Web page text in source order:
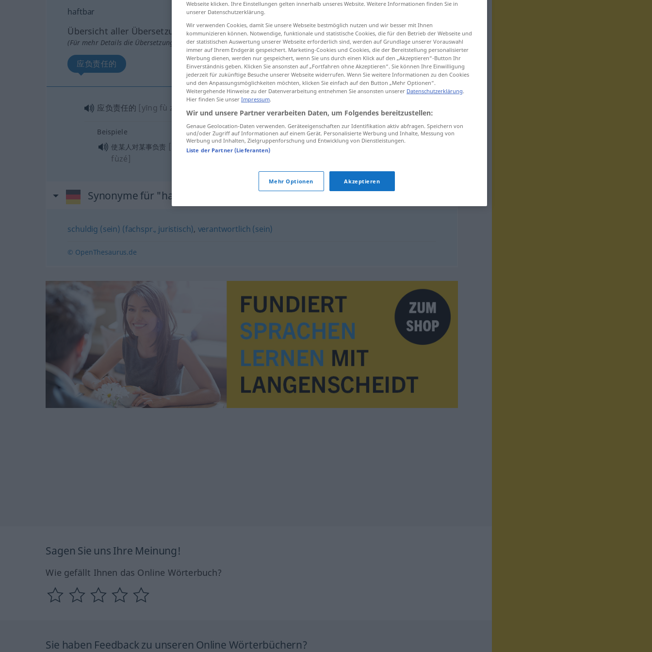
haftbar
Übersicht aller Übersetzungen
(Für mehr Details die Übersetzung anklicken/antippen)
应负责任的
应负责任的 [yīng fù zérènde] haftbar
Beispiele
使某人对某事负责 [shǐ mǒurén duì mǒushì
fùzé]
jemanden für etwas machen
Synonyme für "haftbar"
schuldig (sein) (fachspr., juristisch), verantwortlich (sein)
© OpenThesaurus.de
Sagen Sie uns Ihre Meinung!
Wie gefällt Ihnen das Online Wörterbuch?
Sie haben Feedback zu unseren Online Wörterbüchern?
Webseite klicken. Ihre Einstellungen gelten innerhalb unseres Website. Weitere Informationen finden Sie in
unserer Datenschutzerklärung.
Wir verwenden Cookies, damit Sie unsere Webseite bestmöglich nutzen und wir besser mit Ihnen
kommunizieren können. Notwendige, funktionale und statistische Cookies, die für den Betrieb der Webseite und
der statistischen Auswertung unserer Webseite erforderlich sind, werden auf Grundlage unserer Vorauswahl
immer auf Ihrem Endgerät gespeichert. Marketing-Cookies und Cookies, die der Bereitstellung personalisierter
Werbung dienen, werden nur gespeichert, wenn Sie uns durch einen Klick auf den „Akzeptieren“-Button Ihr
Einverständnis geben. Klicken Sie ansonsten auf „Fortfahren ohne Akzeptieren“. Sie können Ihre Einwilligung
jederzeit für zukünftige Besuche unserer Webseite widerrufen. Wenn Sie weitere Informationen zu den Cookies
und den Anpassungsmöglichkeiten möchten, klicken Sie einfach auf den Button „Mehr Optionen“.
Weitergehende Hinweise zu der Datenverarbeitung entnehmen Sie ansonsten unserer Datenschutzerklärung.
Hier finden Sie unser Impressum.
Wir und unsere Partner verarbeiten Daten, um Folgendes bereitzustellen:
Genaue Geolocation-Daten verwenden. Geräteeigenschaften zur Identifikation aktiv abfragen. Speichern von
und/oder Zugriff auf Informationen auf einem Gerät. Personalisierte Werbung und Inhalte, Messung von
Werbung und Inhalten, Zielgruppenforschung und Entwicklung von Dienstleistungen.
Liste der Partner (Lieferanten)
Mehr Optionen Akzeptieren